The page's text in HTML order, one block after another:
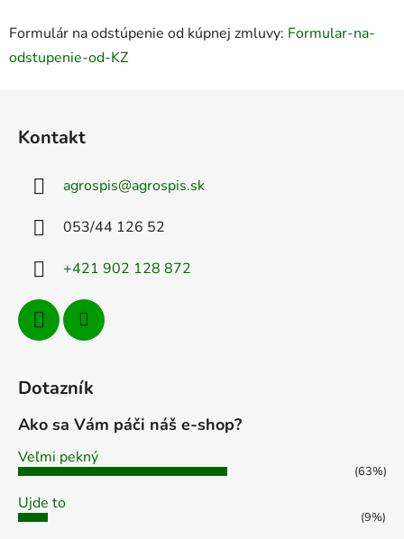
Formulár na odstúpenie od kúpnej zmluvy: Formular-na-
odstupenie-od-KZ
Kontakt
agrospis@agrospis.sk
053/44 126 52
+421 902 128 872
Dotazník
Ako sa Vám páči náš e-shop?
Veľmi pekný
(63%)
Ujde to
(9%)